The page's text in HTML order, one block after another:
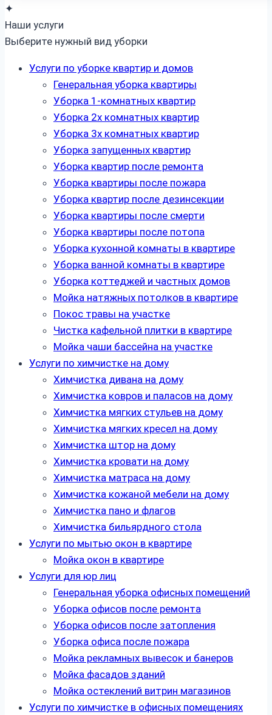
✦
Наши услуги
Выберите нужный вид уборки
Услуги по уборке квартир и домов
Генеральная уборка квартиры
Уборка 1-комнатных квартир
Уборка 2х комнатных квартир
Уборка 3х комнатных квартир
Уборка запущенных квартир
Уборка квартир после ремонта
Уборка квартиры после пожара
Уборка квартир после дезинсекции
Уборка квартиры после смерти
Уборка квартиры после потопа
Уборка кухонной комнаты в квартире
Уборка ванной комнаты в квартире
Уборка коттеджей и частных домов
Мойка натяжных потолков в квартире
Покос травы на участке
Чистка кафельной плитки в квартире
Мойка чаши бассейна на участке
Услуги по химчистке на дому
Химчистка дивана на дому
Химчистка ковров и паласов на дому
Химчистка мягких стульев на дому
Химчистка мягких кресел на дому
Химчистка штор на дому
Химчистка кровати на дому
Химчистка матраса на дому
Химчистка кожаной мебели на дому
Химчистка пано и флагов
Химчистка бильярдного стола
Услуги по мытью окон в квартире
Мойка окон в квартире
Услуги для юр лиц
Генеральная уборка офисных помещений
Уборка офисов после ремонта
Уборка офисов после затопления
Уборка офиса после пожара
Мойка рекламных вывесок и банеров
Мойка фасадов зданий
Мойка остеклений витрин магазинов
Услуги по химчистке в офисных помещениях